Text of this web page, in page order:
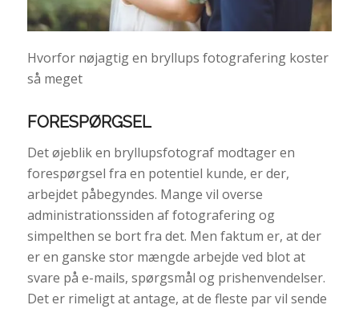
Hvorfor nøjagtig en bryllups fotografering koster
så meget
FORESPØRGSEL
Det øjeblik en bryllupsfotograf modtager en
forespørgsel fra en potentiel kunde, er der,
arbejdet påbegyndes. Mange vil overse
administrationssiden af fotografering og
simpelthen se bort fra det. Men faktum er, at der
er en ganske stor mængde arbejde ved blot at
svare på e-mails, spørgsmål og prishenvendelser.
Det er rimeligt at antage, at de fleste par vil sende